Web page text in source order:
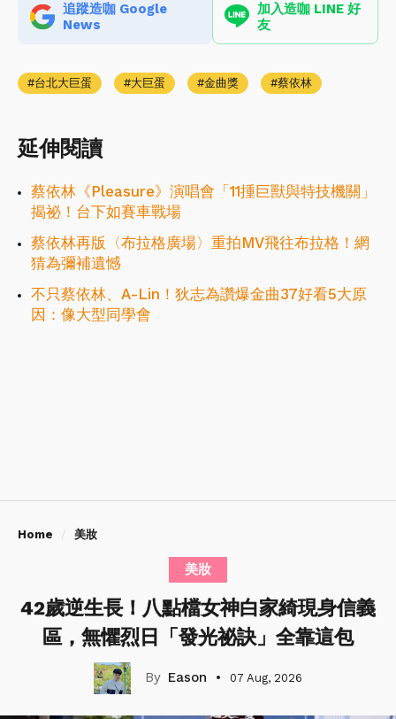
追蹤造咖 Google
News
加入造咖 LINE 好
友
台北大巨蛋 大巨蛋 金曲獎 蔡依林
延伸閱讀
蔡依林《Pleasure》演唱會「11揰巨獸與特技機關」
揭祕！台下如賽車戰場
蔡依林再版〈布拉格廣場〉重拍MV飛往布拉格！網
猜為彌補遺憾
不只蔡依林、A-Lin！狄志為讚爆金曲37好看5大原
因：像大型同學會
Home 美妝
美妝
42歲逆生長！八點檔女神白家綺現身信義
區，無懼烈日「發光祕訣」全靠這包
Eason 07 Aug, 2026